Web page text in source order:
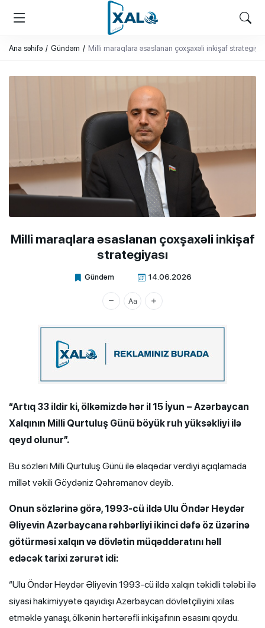
XALQ.ONLINE
ONLAYN PLATFORMA
Ana səhifə Gündəm Milli maraqlara əsaslanan çoxşaxəli inkişaf
Milli maraqlara əsaslanan çoxşaxəli inkişaf
strategiyası
Gündəm 14.06.2026
Xalq.Online
“Artıq 33 ildir ki, ölkəmizdə hər il 15 İyun – Azərbaycan
Xalqının Milli Qurtuluş Günü böyük ruh yüksəkliyi ilə
qeyd olunur”.
Bu sözləri Milli Qurtuluş Günü ilə əlaqədar verdiyi açıqlamada
millət vəkili Göydəniz Qəhrəmanov deyib.
Onun sözlərinə görə, 1993-cü ildə Ulu Öndər Heydər
Əliyevin Azərbaycana rəhbərliyi ikinci dəfə öz üzərinə
götürməsi xalqın və dövlətin müqəddəratını həll
edəcək tarixi zərurət idi:
“Ulu Öndər Heydər Əliyevin 1993-cü ildə xalqın təkidli tələbi ilə
siyasi hakimiyyətə qayıdışı Azərbaycan dövlətçiliyini xilas
etməklə yanaşı, ölkənin hərtərəfli inkişafının əsasını qoydu.